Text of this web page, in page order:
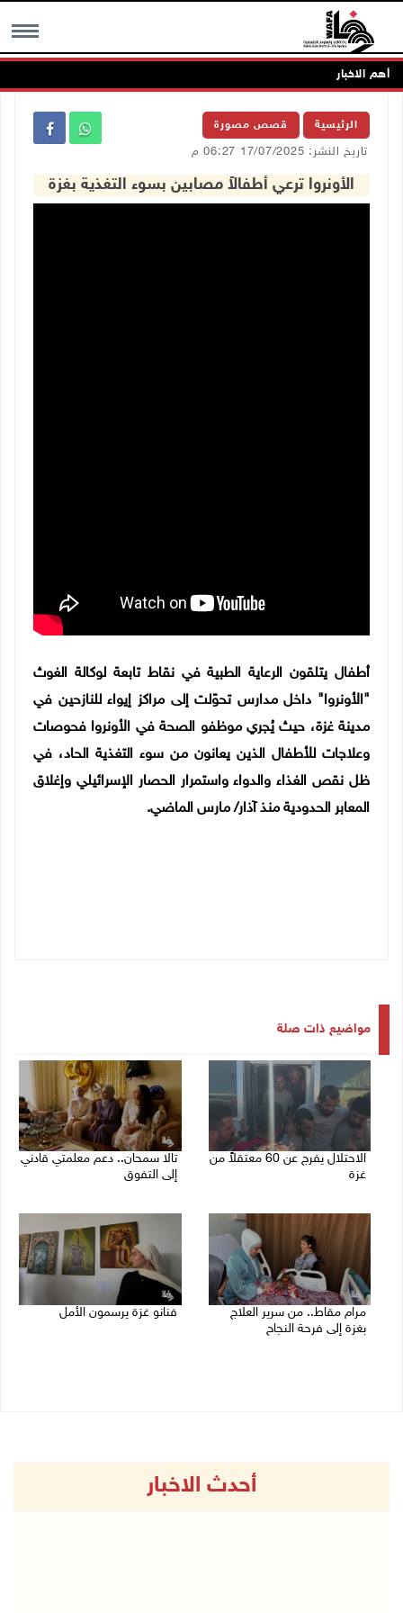
MENU أهم الاخبار
الرئيسية قصص مصورة
تاريخ النشر: 17/07/2025 06:27 م
الأونروا ترعي أطفالاً مصابين بسوء التغذية بغزة
أطفال يتلقون الرعاية الطبية في نقاط تابعة لوكالة الغوث
"الأونروا" داخل مدارس تحوّلت إلى مراكز إيواء للنازحين في
مدينة غزة، حيث يُجري موظفو الصحة في الأونروا فحوصات
وعلاجات للأطفال الذين يعانون من سوء التغذية الحاد، في
ظل نقص الغذاء والدواء واستمرار الحصار الإسرائيلي وإغلاق
المعابر الحدودية منذ آذار/ مارس الماضي.
مواضيع ذات صلة
الاحتلال يفرج عن 60 معتقلاً من
غزة
تالا سمحان.. دعم معلمتي قادني
إلى التفوق
مرام مقاط.. من سرير العلاج
بغزة إلى فرحة النجاح
فنانو غزة يرسمون الأمل
أحدث الاخبار